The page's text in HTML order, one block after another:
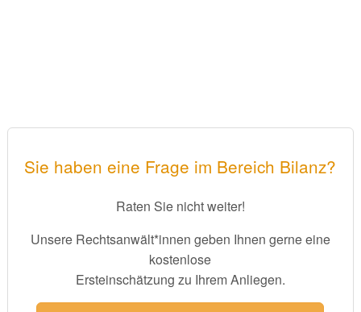
Sie haben eine Frage im Bereich Bilanz?
Raten Sie nicht weiter!
Unsere Rechtsanwält*innen geben Ihnen gerne eine
kostenlose
Ersteinschätzung zu Ihrem Anliegen.